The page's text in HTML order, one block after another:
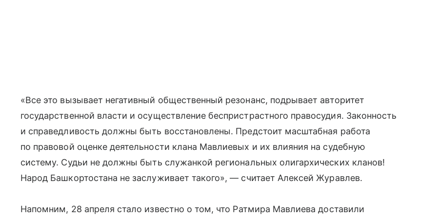
«Все это вызывает негативный общественный резонанс, подрывает авторитет
государственной власти и осуществление беспристрастного правосудия. Законность
и справедливость должны быть восстановлены. Предстоит масштабная работа
по правовой оценке деятельности клана Мавлиевых и их влияния на судебную
систему. Судьи не должны быть служанкой региональных олигархических кланов!
Народ Башкортостана не заслуживает такого», — считает Алексей Журавлев.
Напомним, 28 апреля стало известно о том, что Ратмира Мавлиева доставили